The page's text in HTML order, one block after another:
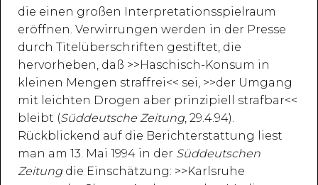
die einen großen Interpretationsspielraum
eröffnen. Verwirrungen werden in der Presse
durch Titelüberschriften gestiftet, die
hervorheben, daß >>Haschisch-Konsum in
kleinen Mengen straffrei<< sei, >>der Umgang
mit leichten Drogen aber prinzipiell strafbar<<
bleibt (Süddeutsche Zeitung, 29.4.94).
Rückblickend auf die Berichterstattung liest
man am 13. Mai 1994 in der Süddeutschen
Zeitungdie Einschätzung: >>Karlsruhe